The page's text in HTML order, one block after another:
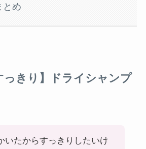
とめ
っきり】ドライシャンプ
いたからすっきりしたいけ